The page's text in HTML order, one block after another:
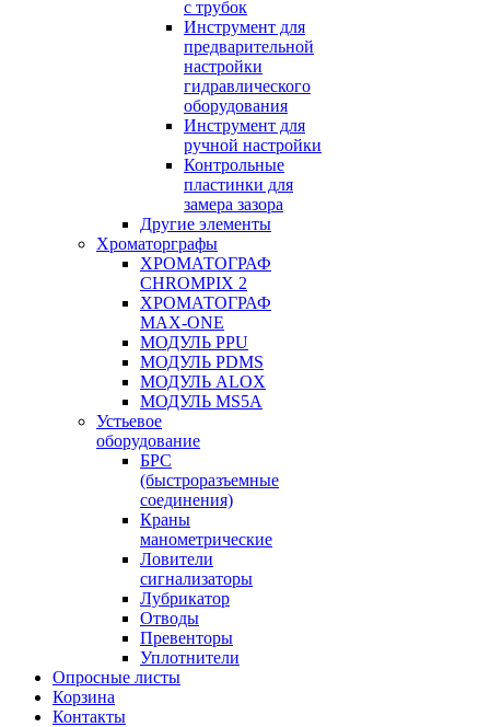
с трубок
Инструмент для
предварительной
настройки
гидравлического
оборудования
Инструмент для
ручной настройки
Контрольные
пластинки для
замера зазора
Другие элементы
Хроматорграфы
ХРОМАТОГРАФ
CHROMPIX 2
ХРОМАТОГРАФ
MAX-ONE
МОДУЛЬ PPU
МОДУЛЬ PDMS
МОДУЛЬ ALOX
МОДУЛЬ MS5A
Устьевое
оборудование
БРС
(быстроразъемные
соединения)
Краны
манометрические
Ловители
сигнализаторы
Лубрикатор
Отводы
Превенторы
Уплотнители
Опросные листы
Корзина
Контакты